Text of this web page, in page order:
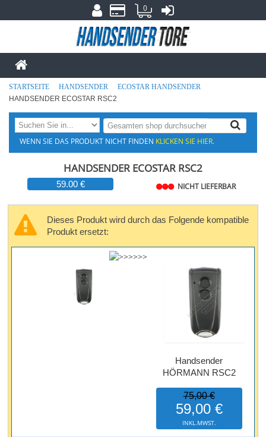
0
STARTSEITE HANDSENDER
ECOSTAR HANDSENDER
HANDSENDER ECOSTAR RSC2
WENN SIE DAS PRODUKT NICHT FINDEN KLICKEN SIE HIER.
HANDSENDER ECOSTAR RSC2
59.00 € NICHT LIEFERBAR
Dieses Produkt wird durch das Folgende kompatible
Produkt ersetzt:
Handsender
HÖRMANN RSC2
75,00 €
59,00 €
INKL.MWST.